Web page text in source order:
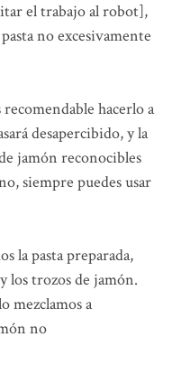
el trabajo al robot],
no excesivamente
hacerlo a
desapercibido, y la
jamón reconocibles
siempre puedes usar
la pasta preparada,
los trozos de jamón.
mezclamos a
no